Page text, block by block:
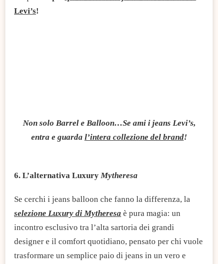
Levi’s!
Non solo Barrel e Balloon…Se ami i jeans Levi’s,
entra e guarda l’intera collezione del brand!
6. L’alternativa Luxury Mytheresa
Se cerchi i jeans balloon che fanno la differenza, la
selezione Luxury di Mytheresa è pura magia: un
incontro esclusivo tra l’alta sartoria dei grandi
designer e il comfort quotidiano, pensato per chi vuole
trasformare un semplice paio di jeans in un vero e